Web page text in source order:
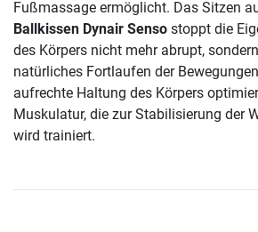
Fußmassage ermöglicht. Das Sitzen
Ballkissen Dynair Senso stoppt die
des Körpers nicht mehr abrupt,
natürliches Fortlaufen der
aufrechte Haltung des Körpers
Muskulatur, die zur Stabilisierung der
wird trainiert.